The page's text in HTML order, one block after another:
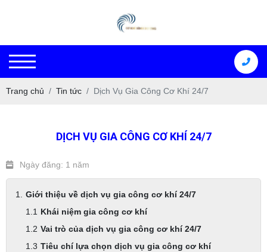
Trang chủ Tin tức Dịch Vụ Gia Công Cơ Khí 24/7
DỊCH VỤ GIA CÔNG CƠ KHÍ 24/7
Ngày đăng: 1 năm
Giới thiệu về dịch vụ gia công cơ khí 24/7
Khái niệm gia công cơ khí
Vai trò của dịch vụ gia công cơ khí 24/7
Tiêu chí lựa chọn dịch vụ gia công cơ khí